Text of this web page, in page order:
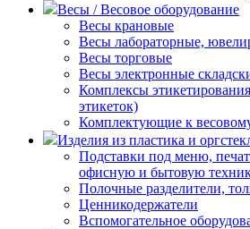
Весы / Весовое оборудование
Весы крановые
Весы лабораторные,
Весы торговые
Весы электронные
Комплексы
этикеток)
Комплектующие к
Изделия из пластика и
Подставки под меню,
офисную и бытовую
Полочные разделители,
Ценникодержатели
Вспомогательное